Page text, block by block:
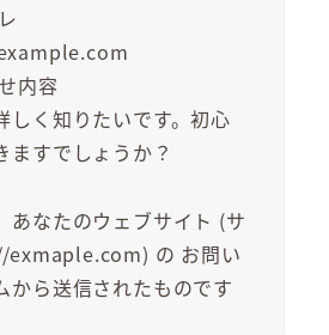
内容
しく知りたいです。初心
ますでしょうか？
あなたのウェブサイト (サ
の お問い
から送信されたものです